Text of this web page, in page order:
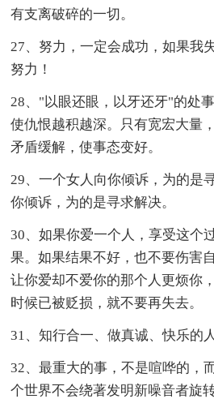
有支离破碎的一切。
27、努力，一定会成功，如果我
努力！
28、"以眼还眼，以牙还牙"的处
使仇恨越积越深。只有宽宏大量
矛盾缓解，使事态变好。
29、一个女人向你倾诉，为的是
你倾诉，为的是寻求解决。
30、如果你爱一个人，享受这个
果。如果结果不好，也不要伤害
让你爱却不爱你的那个人更烦你
时候已被贬损，就不要再失去。
31、知行合一、做真诚、快乐的人
32、最重大的事，不是喧哗的，
个世界不会绕著发明新噪音者旋